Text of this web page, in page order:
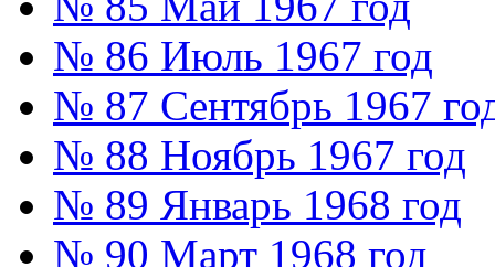
№ 86 Июль 1967 год
№ 87 Сентябрь 1967
№ 88 Ноябрь 1967 год
№ 89 Январь 1968 год
№ 90 Март 1968 год